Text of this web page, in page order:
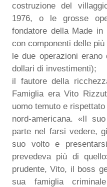
costruzione del
1976, o le grosse
fondatore della Made
con componenti delle
le due operazioni
dollari di investimenti);
il fautore della
Famiglia era Vito
uomo temuto e
nord-americana. «Il
parte nel farsi vedere,
suo volto e
prevedeva più di
prudente, Vito, il boss
sua famiglia